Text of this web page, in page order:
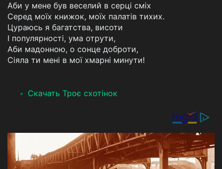
Аби у мене був веселий в серці сміх
Серед моїх книжок, моїх палатів тихих.
Цураюсь я багатства, висоти
І популярності, ума отрути,
Аби мадонною, о сонце доброти,
Сіяла ти мені в мої хмарні минути!
Скачать Троє схотінок